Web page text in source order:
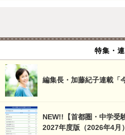
特集・
編集長・加藤紀子連載「
NEW!!【首都圏・中学受
2027年度版（2026年4月）